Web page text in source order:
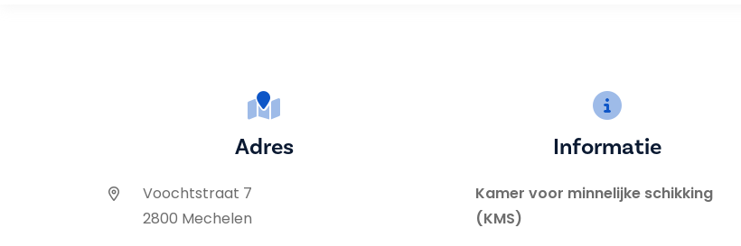
Adres
Voochtstraat 7
2800 Mechelen
Informatie
Kamer voor minnelijke schikking
(KMS)